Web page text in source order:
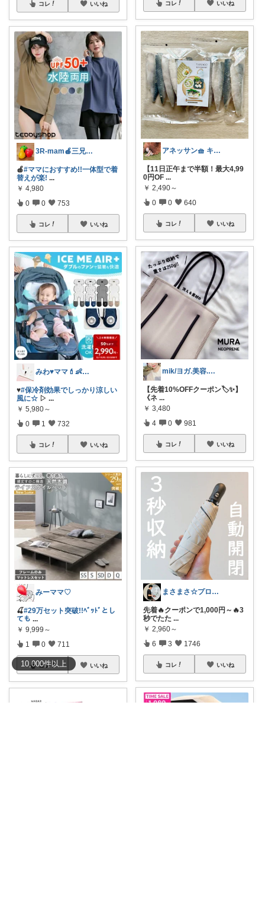
10,000件以上
コレ いいね
3R-mam🍎三兄弟母
🍎#ママにおすすめ!!一体型で着
替えが楽! ...
￥ 4,980
0 0 753
コレ いいね
みわ♥️ママ💄👶夏かわいい
♥️#保冷剤効果でしっかり涼しい
風に☆ ▷ ...
￥ 5,980～
0 1 732
コレ いいね
みーママ♡
🍒#29万セット突破!!ﾍﾞｯﾄﾞとし
ても ...
￥ 9,999～
1 0 711
コレ いいね
コレ いいね
アネッサン🧺 キッチンと暮らしの実用品
【11日正午まで半額！最大4,99
0円OF ...
￥ 2,490～
0 0 640
コレ いいね
mik/ヨガ.美容.ファッション𓂃.✿
【先着10%OFFクーポン🏷️✨】
《ネ ...
￥ 3,480
4 0 981
コレ いいね
まさまさ☆プロフも見てね✨
先着🔥クーポンで1,000円～🔥3
秒でたた ...
￥ 2,960～
6 3 1746
コレ いいね